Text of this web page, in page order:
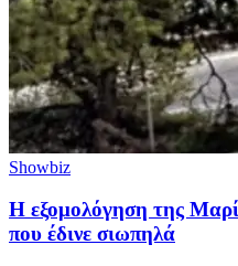
Showbiz
Η εξομολόγηση της
που έδινε σιωπηλά